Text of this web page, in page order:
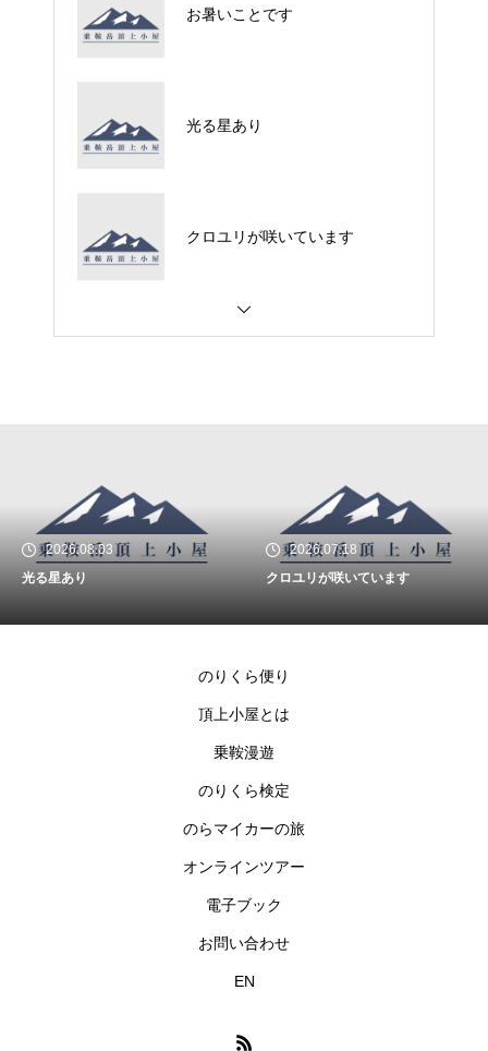
お暑いことです
光る星あり
クロユリが咲いています
2026.08.03
光る星あり
2026.07.18
クロユリが咲いています
のりくら便り
頂上小屋とは
乗鞍漫遊
のりくら検定
のらマイカーの旅
オンラインツアー
電子ブック
お問い合わせ
EN